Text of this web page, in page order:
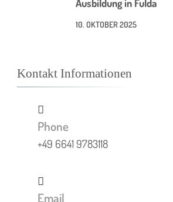
Ausbildung in Fulda
10. OKTOBER 2025
Kontakt Informationen
Phone
+49 6641 9783118
Email